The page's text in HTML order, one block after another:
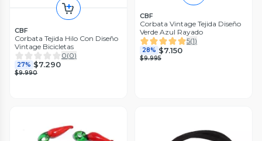
CBF
Corbata Tejida Hilo Con Diseño
Vintage Bicicletas
0(0)
27% $7.290
$9.990
CBF
Corbata Vintage Tejida Diseño
Verde Azul Rayado
5(1)
28% $7.150
$9.995